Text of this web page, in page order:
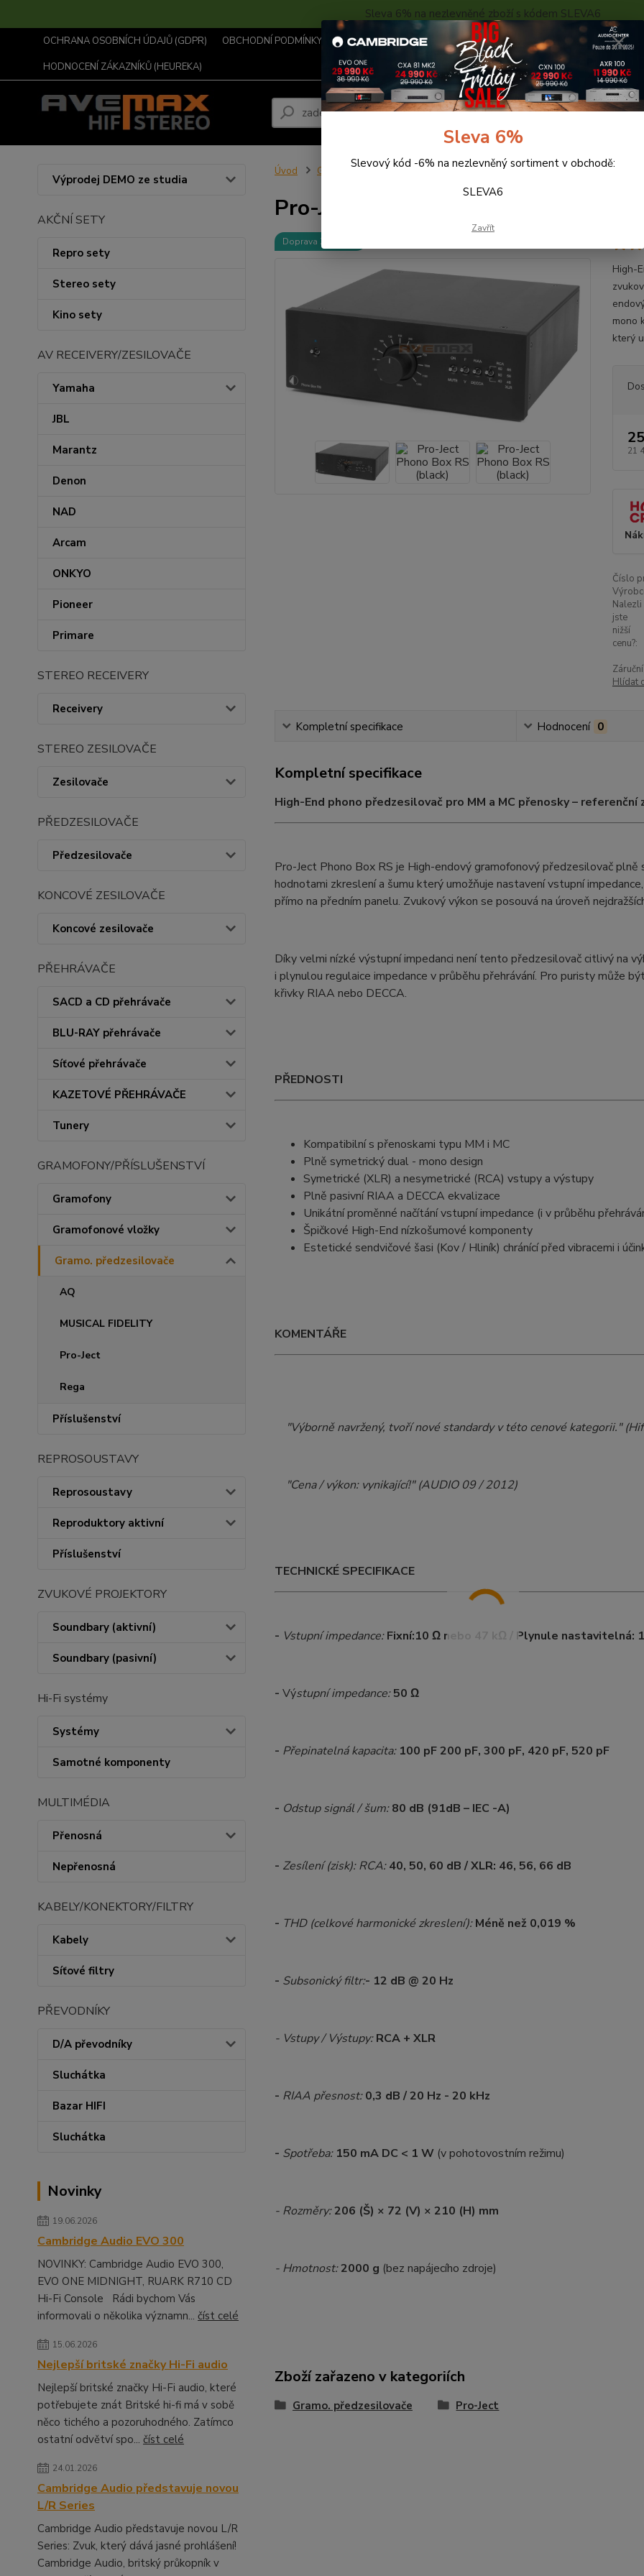
Sleva 6% na nezlevněné zboží s kódem SLEVA6
OCHRANA OSOBNÍCH ÚDAJŮ (GDPR) OBCHODNÍ PODMÍNKY ... KONTAKTY O NÁS
POPTÁVKA ZBOŽÍ - KALKULACE
HODNOCENÍ ZÁKAZNÍKŮ (HEUREKA)
Hledat
Výprodej DEMO ze studia
AKČNÍ SETY
Repro sety
Stereo sety
Kino sety
AV RECEIVERY/ZESILOVAČE
Yamaha
JBL
Marantz
Denon
NAD
Arcam
ONKYO
Pioneer
Primare
STEREO RECEIVERY
Receivery
STEREO ZESILOVAČE
Zesilovače
PŘEDZESILOVAČE
Předzesilovače
KONCOVÉ ZESILOVAČE
Koncové zesilovače
PŘEHRÁVAČE
SACD a CD přehrávače
BLU-RAY přehrávače
Síťové přehrávače
KAZETOVÉ PŘEHRÁVAČE
Tunery
GRAMOFONY/PŘÍSLUŠENSTVÍ
Gramofony
Gramofonové vložky
Gramo. předzesilovače
AQ
MUSICAL FIDELITY
Pro-Ject
Rega
Příslušenství
REPROSOUSTAVY
Reprosoustavy
Reproduktory aktivní
Příslušenství
ZVUKOVÉ PROJEKTORY
Soundbary (aktivní)
Soundbary (pasivní)
Hi-Fi systémy
Systémy
Samotné komponenty
MULTIMÉDIA
Přenosná
Nepřenosná
KABELY/KONEKTORY/FILTRY
Kabely
Síťové filtry
PŘEVODNÍKY
D/A převodníky
Sluchátka
Bazar HIFI
Sluchátka
Novinky
19.06.2026
Cambridge Audio EVO 300
NOVINKY: Cambridge Audio EVO 300,
EVO ONE MIDNIGHT, RUARK R710 CD
Hi-Fi Console Rádi bychom Vás
informovali o několika významn... číst celé
15.06.2026
Nejlepší britské značky Hi-Fi audio
Nejlepší britské značky Hi-Fi audio, které
potřebujete znát Britské hi-fi má v sobě
něco tichého a pozoruhodného. Zatímco
ostatní odvětví spo... číst celé
24.01.2026
Cambridge Audio představuje novou
L/R Series
Cambridge Audio představuje novou L/R
Series: Zvuk, který dává jasné prohlášení!
Cambridge Audio, britský průkopník v
Úvod Gramo. předzesilovače Pro-Ject Phono Box RS (black)
Pro-Ject Phono Box RS (black)
Doprava ZDARMA
High-
mono
který
21
Číslo
Nalezli
jste
nižší
cenu?:
Hlídat
Kompletní specifikace Hodnocení 0
Kompletní specifikace
High-End phono předzesilovač pro MM a MC přenosky –
Pro-Ject Phono Box RS je High-endový gramofonový předzesilovač
hodnotami zkreslení a šumu který umožňuje nastavení vstupní
přímo na předním panelu. Zvukový výkon se posouvá na úroveň
Díky velmi nízké výstupní impedanci není tento předzesilovač citlivý na
i plynulou regulaice impedance v průběhu přehrávání. Pro puristy může
křivky RIAA nebo DECCA.
PŘEDNOSTI
Kompatibilní s přenoskami typu MM i MC
Plně symetrický dual - mono design
Symetrické (XLR) a nesymetrické (RCA) vstupy a výstupy
Plně pasivní RIAA a DECCA ekvalizace
Unikátní proměnné načítání vstupní impedance (i v průběhu
Špičkové High-End nízkošumové komponenty
Estetické sendvičové šasi (Kov / Hliník) chránící před vibracemi i
KOMENTÁŘE
"Výborně navržený, tvoří nové standardy v této cenové kategorii."
"Cena / výkon: vynikající!" (AUDIO 09 / 2012)
TECHNICKÉ SPECIFIKACE
- Vstupní impedance:Fixní:10 Ω nebo 47 kΩ / Plynule nastavitelná:
- Výstupní impedance:50 Ω
- Přepinatelná kapacita: 100 pF 200 pF, 300 pF, 420 pF, 520 pF
- Odstup signál / šum:80 dB (91dB – IEC -A)
- Zesílení (zisk): RCA:40, 50, 60 dB / XLR: 46, 56, 66 dB
- THD (celkové harmonické zkreslení):Méně než 0,019 %
- Subsonický filtr:- 12 dB @ 20 Hz
- Vstupy / Výstupy:RCA + XLR
- RIAA přesnost:0,3 dB / 20 Hz - 20 kHz
- Spotřeba: 150 mA DC < 1 W (v pohotovostním režimu)
- Rozměry:206 (Š) × 72 (V) × 210 (H) mm
- Hmotnost:2000 g (bez napájecího zdroje)
Zboží zařazeno v kategoriích
Gramo. předzesilovače Pro-Ject
Sleva 6%
Slevový kód -6% na nezlevněný sortiment v obchodě:
SLEVA6
Zavřít